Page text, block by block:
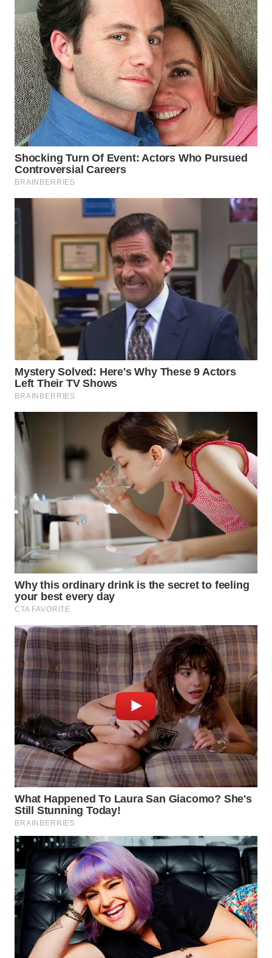
WN
PRIANGAN
TIMUR
WN
SEMARANG
WN
SOLO
WN
BOROBUDUR
WN
NATUNA
WN
BINTAN
WN
LABUANBAJO
BORNEO
Media
Group
NEWS
WAHANA
TANI
WAHANA
ADVOKAT
WAHANA
INFRASTRUKTUR
WAHANA
KONSUMEN
WAHANA
LISTRIK
WAHANA
TRAVEL
WAHANA
TV